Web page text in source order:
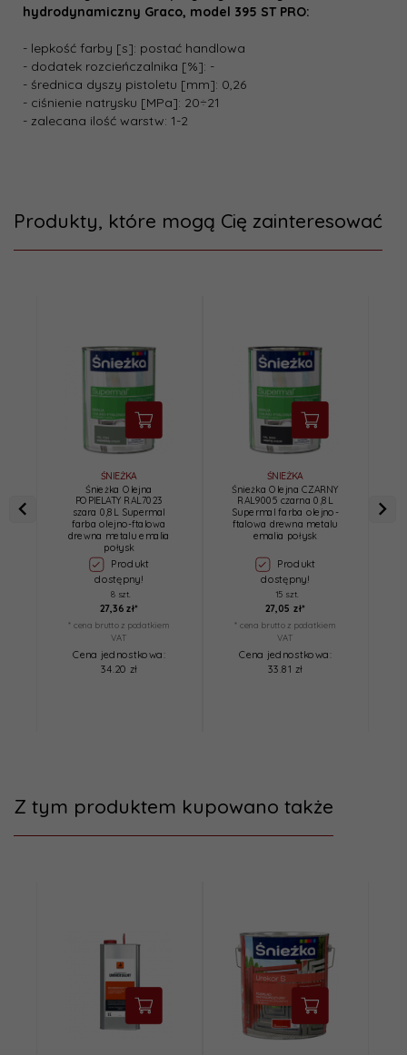
hydrodynamiczny Graco, model 395 ST PRO:
- lepkość farby [s]: postać handlowa
- dodatek rozcieńczalnika [%]: -
- średnica dyszy pistoletu [mm]: 0,26
- ciśnienie natrysku [MPa]: 20÷21
- zalecana ilość warstw: 1-2
Produkty, które mogą Cię zainteresować
ŚNIEŻKA
Śnieżka Olejna
POPIELATY RAL7023
szara 0,8L Supermal
farba olejno-ftalowa
drewna metalu emalia
połysk
Produkt
dostępny!
8 szt.
27,36 zł*
* cena brutto z podatkiem
VAT
Cena jednostkowa:
34.20 zł
ŚNIEŻKA
Śnieżka Olejna CZARNY
RAL9005 czarna 0,8L
Supermal farba olejno-
ftalowa drewna metalu
emalia połysk
Produkt
dostępny!
15 szt.
27,05 zł*
* cena brutto z podatkiem
VAT
Cena jednostkowa:
33.81 zł
Z tym produktem kupowano także